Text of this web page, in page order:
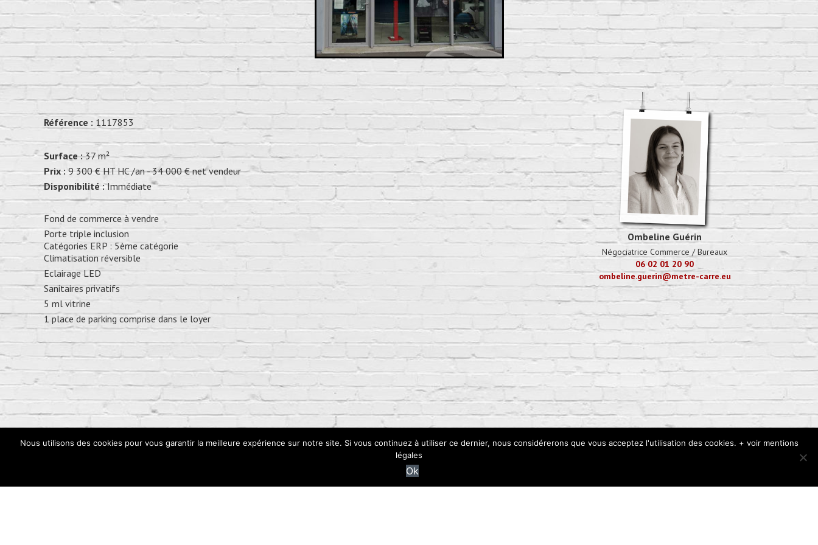
Référence : 1117853
Surface :37 m²
Prix : 9 300 € HT HC /an - 34 000 € net vendeur
Disponibilité :Immédiate
Fond de commerce à vendre
Porte triple inclusion
Catégories ERP : 5ème catégorie
Climatisation réversible
Eclairage LED
Sanitaires privatifs
5 ml vitrine
1 place de parking comprise dans le loyer
Ombeline Guérin
Négociatrice Commerce / Bureaux
06 02 01 20 90
ombeline.guerin@metre-carre.eu
Nous utilisons des cookies pour vous garantir la meilleure expérience sur notre site. Si vous continuez à utiliser ce dernier, nous considérerons que vous acceptez l'utilisation des cookies. + voir mentions
légales
Ok